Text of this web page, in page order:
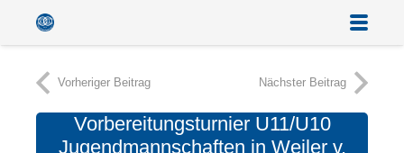
Vorheriger Beitrag Nächster Beitrag
Vorbereitungsturnier U11/U10
Jugendmannschaften in Weiler v.